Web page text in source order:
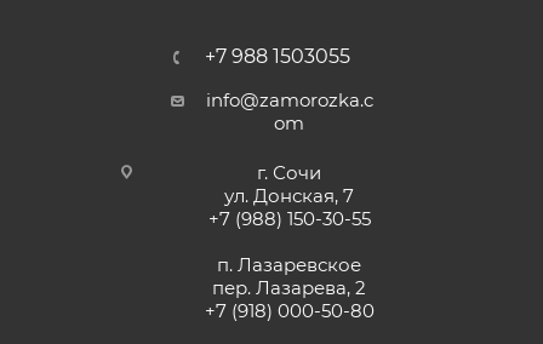
+7 988 1503055
info@zamorozka.c
om
г. Сочи
ул. Донская, 7
+7 (988) 150-30-55
п. Лазаревское
пер. Лазарева, 2
+7 (918) 000-50-80